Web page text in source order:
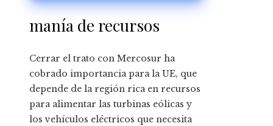
concretos, según el
manía de recursos
Cerrar el trato con Mercosur ha
cobrado importancia para la UE, que
depende de la región rica en recursos
para alimentar las turbinas eólicas y
los vehículos eléctricos que necesita